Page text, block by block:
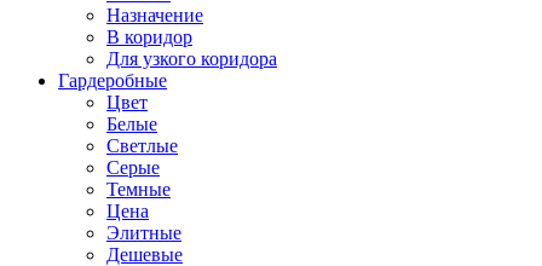
Назначение
В коридор
Для узкого коридора
Гардеробные
Цвет
Белые
Светлые
Серые
Темные
Цена
Элитные
Дешевые